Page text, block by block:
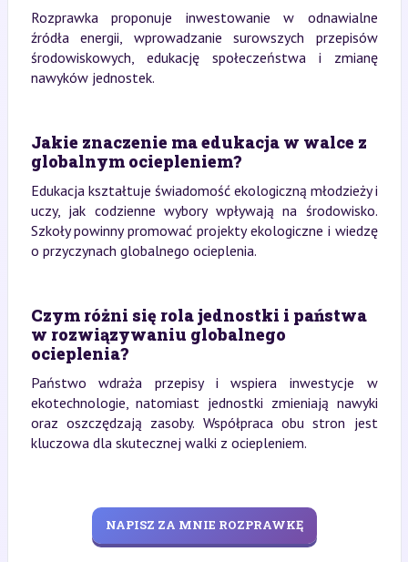
Rozprawka proponuje inwestowanie w odnawialne
źródła energii, wprowadzanie surowszych przepisów
środowiskowych, edukację społeczeństwa i zmianę
nawyków jednostek.
Jakie znaczenie ma edukacja w walce z
globalnym ociepleniem?
Edukacja kształtuje świadomość ekologiczną młodzieży i
uczy, jak codzienne wybory wpływają na środowisko.
Szkoły powinny promować projekty ekologiczne i wiedzę
o przyczynach globalnego ocieplenia.
Czym różni się rola jednostki i państwa
w rozwiązywaniu globalnego
ocieplenia?
Państwo wdraża przepisy i wspiera inwestycje w
ekotechnologie, natomiast jednostki zmieniają nawyki
oraz oszczędzają zasoby. Współpraca obu stron jest
kluczowa dla skutecznej walki z ociepleniem.
NAPISZ ZA MNIE ROZPRAWKĘ